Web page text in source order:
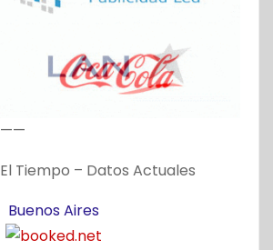
——
El Tiempo – Datos Actuales
Buenos Aires